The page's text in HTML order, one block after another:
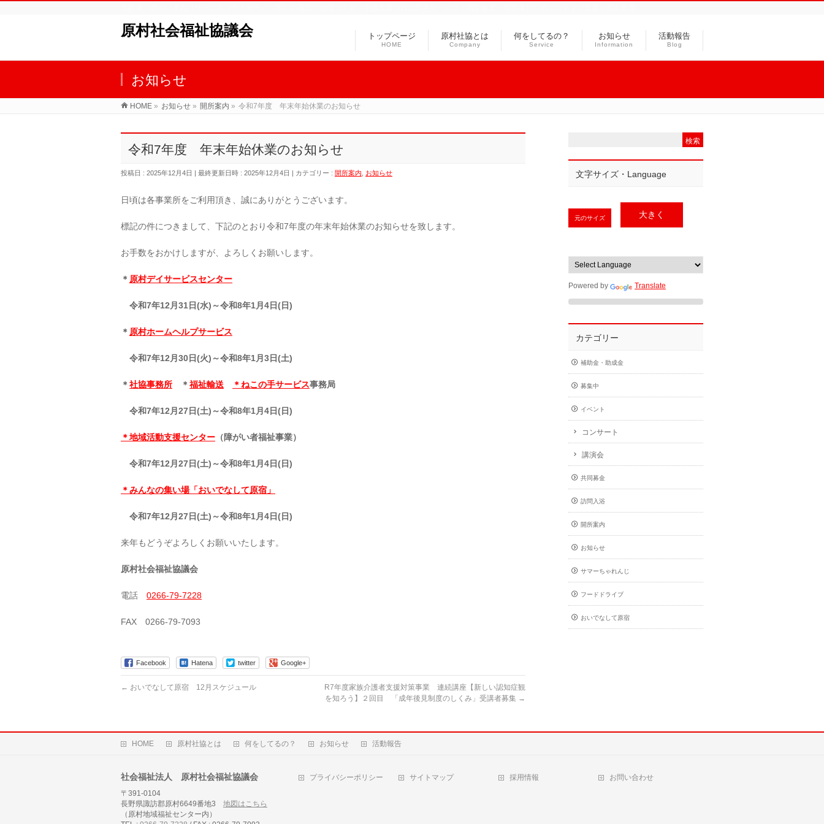
原村社会福祉協議会 トップページ
HOME
原村社協とは
Company
何をしてるの？
Service
お知らせ
Information
活動報告
Blog
お知らせ
HOME » お知らせ » 開所案内 » 令和7年度 年末年始休業のお知らせ
令和7年度 年末年始休業のお知らせ
投稿日 : 2025年12月4日 最終更新日時 : 2025年12月4日 カテゴリー : 開所案内 お知らせ
日頃は各事業所をご利用頂き、誠にありがとうございます。
標記の件につきまして、下記のとおり令和7年度の年末年始休業のお知らせを致します。
お手数をおかけしますが、よろしくお願いします。
＊ 原村デイサービスセンター
令和7年12月31日(水)～令和8年1月4日(日)
＊ 原村ホームヘルプサービス
令和7年12月30日(火)～令和8年1月3日(土)
＊ 社協事務所 ＊ 福祉輸送 ＊ねこの手サービス事務局
令和7年12月27日(土)～令和8年1月4日(日)
＊地域活動支援センター （障がい者福祉事業）
令和7年12月27日(土)～令和8年1月4日(日)
＊みんなの集い場「おいでなして原宿」
令和7年12月27日(土)～令和8年1月4日(日)
来年もどうぞよろしくお願いいたします。
原村社会福祉協議会
電話 0266-79-7228
FAX 0266-79-7093
Facebook Hatena twitter Google+
← おいでなして原宿 12月スケジュール
R7年度家族介護者支援対策事業 連続講座【新しい認知症観
を知ろう】２回目 「成年後見制度のしくみ」受講者募集 →
文字サイズ・Language
元のサイズ 大きく
Powered by Translate
カテゴリー
補助金・助成金
募集中
イベント
コンサート
講演会
共同募金
訪問入浴
開所案内
お知らせ
サマーちゃれんじ
フードドライブ
おいでなして原宿
HOME 原村社協とは 何をしてるの？ お知らせ 活動報告
社会福祉法人 原村社会福祉協議会
〒391-0104
長野県諏訪郡原村6649番地3 地図はこちら
（原村地域福祉センター内）
プライバシーポリシー サイトマップ 採用情報 お問い合わせ